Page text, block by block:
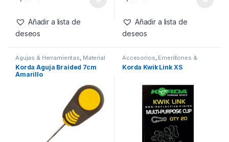
Añadir a lista de
deseos
Añadir a lista de
deseos
Agujas & Herramientas Material
Montajes
Korda Aguja Braided 7cm
Amarillo
Accesorios Emerillones &
Componentes,
Montajes
Korda Kwik Link XS